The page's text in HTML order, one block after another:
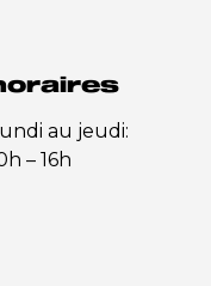
au jeudi:
– 16h